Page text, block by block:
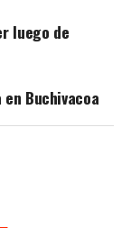
luego de
Buchivacoa